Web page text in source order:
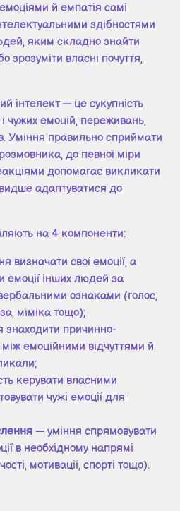
й емпатія самі
здібностями
яким складно знайти
зрозуміти власні почуття,
інтелект — це сукупність
чужих емоцій, переживань,
Уміння правильно сприймати
до певної міри
допомагає викликати
адаптуватися до
на 4 компоненти:
визначати свої емоції, а
емоції інших людей за
ознаками (голос,
міміка тощо);
знаходити причинно-
емоційними відчуттями й
керувати власними
чужі емоції для
— уміння спрямовувати
в необхідному напрямі
мотивації, спорті тощо).